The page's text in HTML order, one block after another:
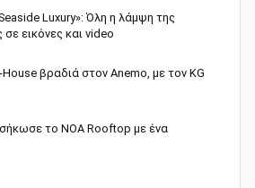
Luxury»: Όλη η λάμψη της
σε εικόνες και video
βραδιά στον Anemo, με τον KG
το NOA Rooftop με ένα